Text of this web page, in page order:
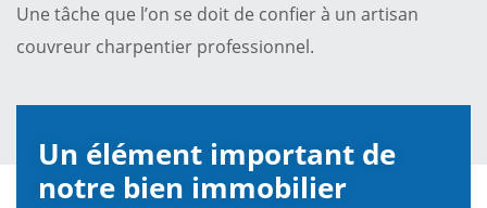
Une tâche que l’on se doit de confier à un artisan
couvreur charpentier professionnel.
Un élément important de
notre bien immobilier